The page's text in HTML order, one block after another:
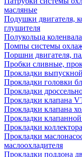
масляные
Подушки двигателя,
глушителя
Полукольца коленвала
Помпы системы
Поршни двигателя,
Пробки сливные,
Прокладки
Прокладки головки
Прокладки
Прокладки клапана
Прокладки клапана
Прокладки
Прокладки коллектора
Прокладки
маслоохладителя
Прокладки поддона